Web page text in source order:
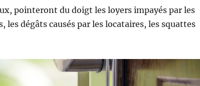
pointeront du doigt les loyers impayés par les
les dégâts causés par les locataires, les squattes